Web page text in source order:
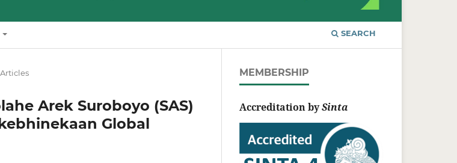
SEARCH
Arek Suroboyo (SAS)
Global
MEMBERSHIP
Accreditation bySinta